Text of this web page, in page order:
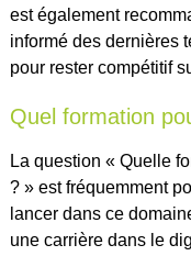
est également
informé des dernières
pour rester compétitif
Quel formation
La question « Quelle
? » est fréquemment
lancer dans ce
une carrière dans le